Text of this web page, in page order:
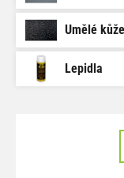
Umělé
Lepidla